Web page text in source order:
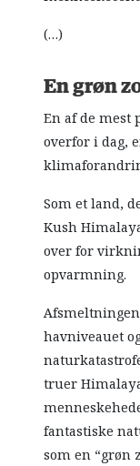
(…)
En grøn
En af de mest
overfor i dag,
Som et land,
Kush
over for
opvarmning.
havniveauet
truer
fantastiske
som en “grøn